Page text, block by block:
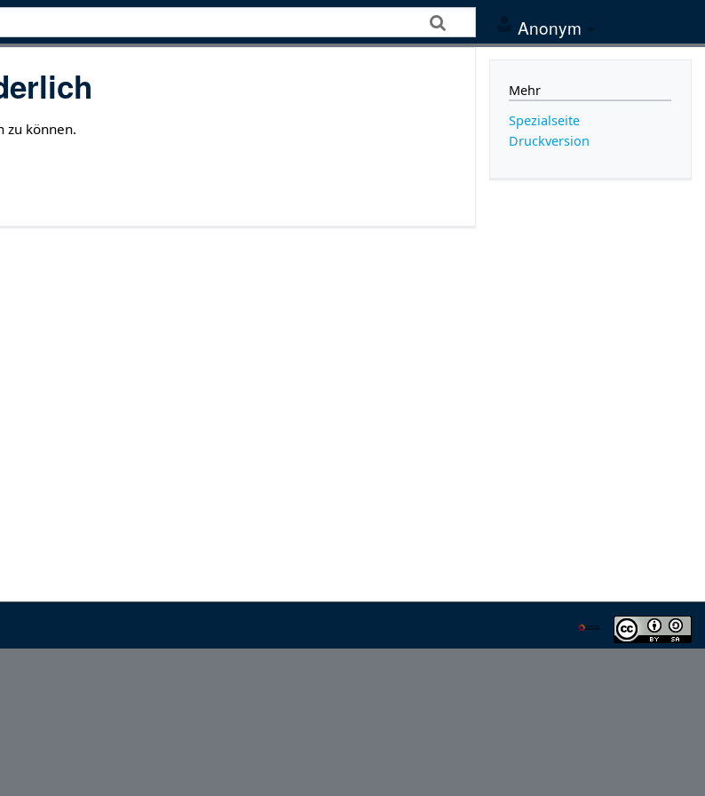
Anonym
zu können.
Mehr
Spezialseite
Druckversion